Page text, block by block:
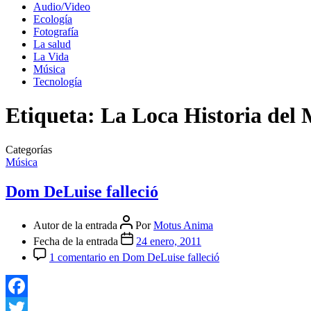
Audio/Video
Ecología
Fotografía
La salud
La Vida
Música
Tecnología
Etiqueta: La Loca Historia del
Categorías
Música
Dom DeLuise falleció
Autor de la entrada PorMotus Anima
Fecha de la entrada
24 enero, 2011
1 comentario en Dom DeLuise falleció
Facebook